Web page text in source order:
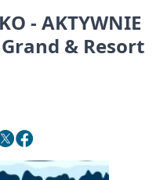
- AKTYWNIE
& Resort